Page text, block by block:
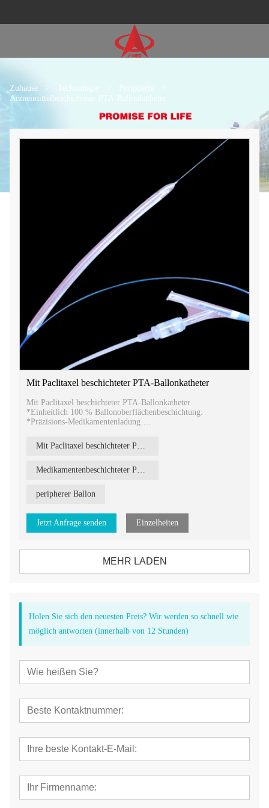
Zuhause > Technologie Peripherie
Arzneimittelbeschichteter PTA-Ballonkatheter
Mit Paclitaxel beschichteter PTA-Ballonkatheter
Mit Paclitaxel beschichteter PTA-Ballonkatheter
*Einheitlich 100 % Ballonoberflächenbeschichtung.
*Präzisions-Medikamentenladung
* Ausgehaltener hoher Druck und Bruchfestigkeit.
peripherer Ballon
Jetzt Anfrage senden Einzelheiten
MEHR LADEN
Holen Sie sich den neuesten Preis? Wir werden so schnell wie
möglich antworten (innerhalb von 12 Stunden)